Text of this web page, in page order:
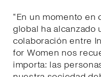
“En un momento
global ha alcanzado
colaboración entre
for Women nos
importa: las